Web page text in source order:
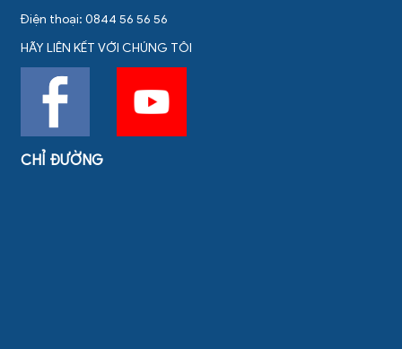
Điện thoại: 0844 56 56 56
HÃY LIÊN KẾT VỚI CHÚNG TÔI
CHỈ ĐƯỜNG